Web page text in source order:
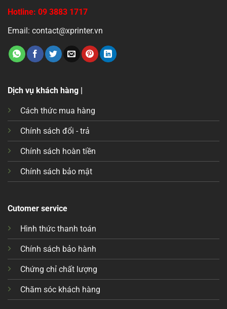
Hotline: 09 3883 1717
Email: contact@xprinter.vn
Dịch vụ khách hàng |
Cách thức mua hàng
Chính sách đổi - trả
Chính sách hoàn tiền
Chính sách bảo mật
Cutomer service
Hình thức thanh toán
Chính sách bảo hành
Chứng chỉ chất lượng
Chăm sóc khách hàng